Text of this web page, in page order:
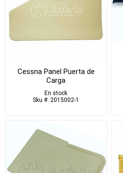
Cessna Panel Puerta de
Carga
En stock
Sku #: 2015002-1